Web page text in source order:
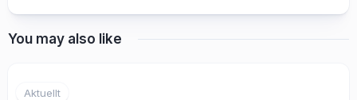
You may also like
Aktuellt